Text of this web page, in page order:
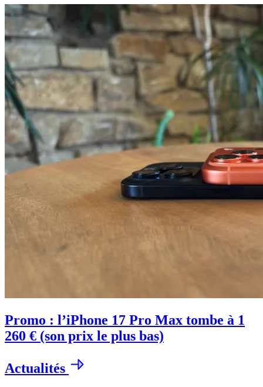
Promo : l’iPhone 17 Pro Max tombe à 1
260 € (son prix le plus bas)
Actualités